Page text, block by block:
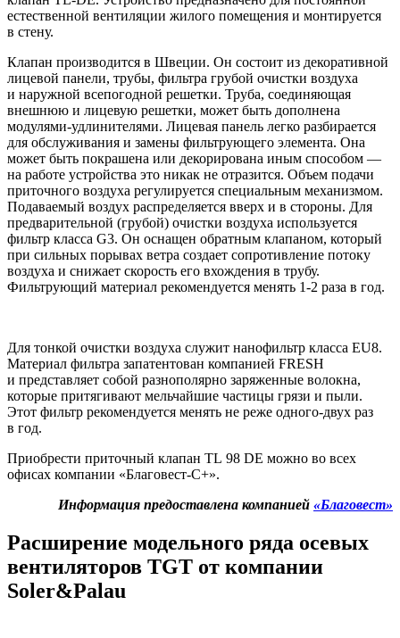
естественной вентиляции жилого помещения и монтируется
в стену.
Клапан производится в Швеции. Он состоит из декоративной
лицевой панели, трубы, фильтра грубой очистки воздуха
и наружной всепогодной решетки. Труба, соединяющая
внешнюю и лицевую решетки, может быть дополнена
модулями-удлинителями. Лицевая панель легко разбирается
для обслуживания и замены фильтрующего элемента. Она
может быть покрашена или декорирована иным способом —
на работе устройства это никак не отразится. Объем подачи
приточного воздуха регулируется специальным механизмом.
Подаваемый воздух распределяется вверх и в стороны. Для
предварительной (грубой) очистки воздуха используется
фильтр класса G3. Он оснащен обратным клапаном, который
при сильных порывах ветра создает сопротивление потоку
воздуха и снижает скорость его вхождения в трубу.
Фильтрующий материал рекомендуется менять 1-2 раза в год.
Для тонкой очистки воздуха служит нанофильтр класса EU8.
Материал фильтра запатентован компанией FRESH
и представляет собой разнополярно заряженные волокна,
которые притягивают мельчайшие частицы грязи и пыли.
Этот фильтр рекомендуется менять не реже одного-двух раз
в год.
Приобрести приточный клапан TL 98 DE можно во всех
офисах компании «Благовест-С+».
Информация предоставлена компанией «Благовест»
Расширение модельного ряда осевых
вентиляторов TGT от компании
Soler&Palau